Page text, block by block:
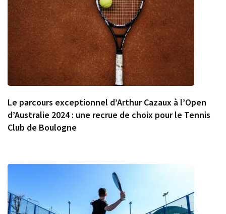
Le parcours exceptionnel d’Arthur Cazaux à l’Open
d’Australie 2024 : une recrue de choix pour le Tennis
Club de Boulogne